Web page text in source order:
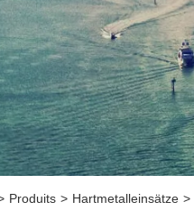
Produits > Hartmetalleinsätze >